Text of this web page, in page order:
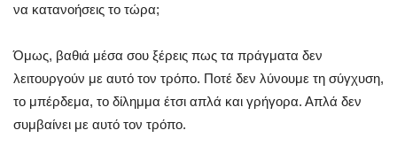
να κατανοήσεις το τώρα;
Όμως, βαθιά μέσα σου ξέρεις πως τα πράγματα δεν
λειτουργούν με αυτό τον τρόπο. Ποτέ δεν λύνουμε τη σύγχυση,
το μπέρδεμα, το δίλημμα έτσι απλά και γρήγορα. Απλά δεν
συμβαίνει με αυτό τον τρόπο.